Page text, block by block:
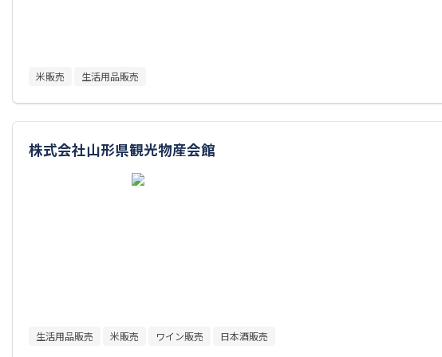
米販売 生活用品販売
株式会社山形県観光物産会館
生活用品販売 米販売 ワイン販売 日本酒販売